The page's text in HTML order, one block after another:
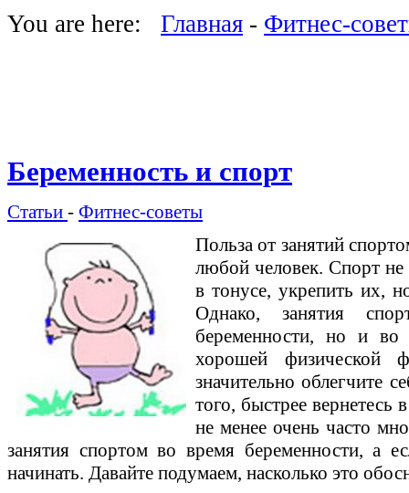
You are here: Главная - Фитнес-
Беременность и спорт
Статьи - Фитнес-советы
Польза от занятий
любой человек. Спорт
в тонусе, укрепить их,
Однако, занятия
беременности, но и
хорошей
значительно облегчите
того, быстрее
не менее очень часто
занятия спортом во время беременности, а
начинать. Давайте подумаем, насколько это